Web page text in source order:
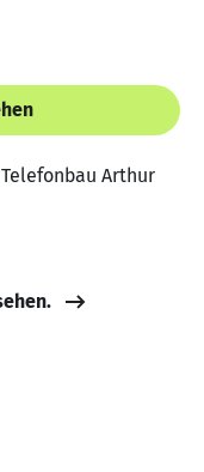
Arthur